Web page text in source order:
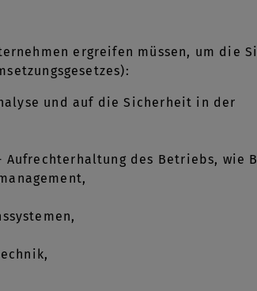
ergreifen müssen, um die
und auf die Sicherheit in der
Aufrechterhaltung des Betriebs, wie